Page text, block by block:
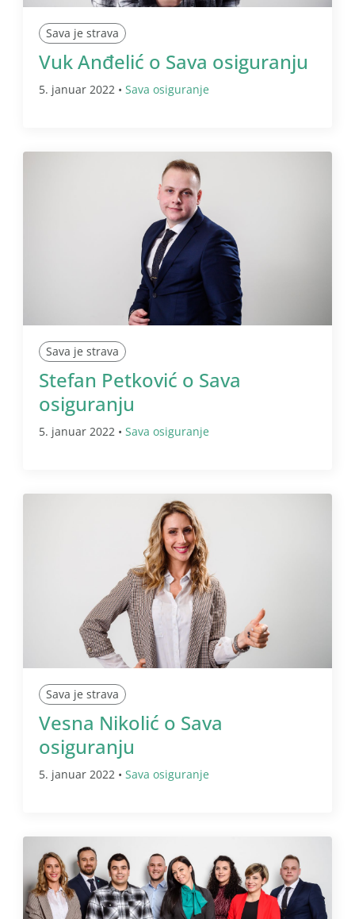
Sava je strava
Vuk Anđelić o Sava osiguranju
5. januar 2022 • Sava osiguranje
Sava je strava
Stefan Petković o Sava
osiguranju
5. januar 2022 • Sava osiguranje
Sava je strava
Vesna Nikolić o Sava
osiguranju
5. januar 2022 • Sava osiguranje